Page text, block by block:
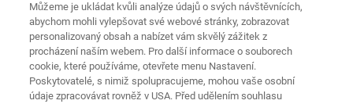
Domovská
stránka Kontakt Tiráž
Ochrana
osobních
Pravidla a
podmínky
Zásady
používání
souborů
cookie Přihlásit
Můžeme je ukládat kvůli analýze údajů o svých návštěvnících,
abychom mohli vylepšovat své webové stránky, zobrazovat
personalizovaný obsah a nabízet vám skvělý zážitek z
procházení naším webem. Pro další informace o souborech
cookie, které používáme, otevřete menu Nastavení.
Poskytovatelé, s nimiž spolupracujeme, mohou vaše osobní
údaje zpracovávat rovněž v USA. Před udělením souhlasu